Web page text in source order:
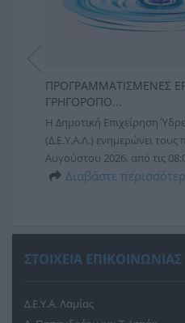
ΠΡΟΓΡΑΜΜΑΤΙΣΜΕΝΕΣ
ΓΡΗΓΟΡΟΠΟ...
Η Δημοτική Επιχείρηση
(Δ.Ε.Υ.Α.Λ.) ενημερώνει τους
Αυγούστου 2026, από τις
Διαβάστε
ΣΤΟΙΧΕΙΑ ΕΠΙΚΟΙΝΩΝΙΑΣ
Δ.Ε.Υ.Α. Λαμίας